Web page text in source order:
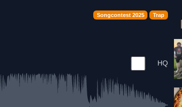
Songcontest 2025 Trap
HQ